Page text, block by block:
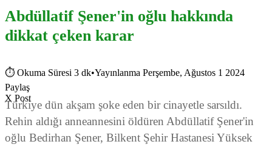
Abdüllatif Şener'in oğlu hakkında
dikkat çeken karar
⏱ Okuma Süresi 3 dk•Yayınlanma Perşembe, Ağustos 1 2024
Paylaş
X Post
Türkiye dün akşam şoke eden bir cinayetle sarsıldı.
Rehin aldığı anneannesini öldüren Abdüllatif Şener'in
oğlu Bedirhan Şener, Bilkent Şehir Hastanesi Yüksek